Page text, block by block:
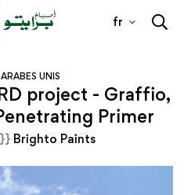
fr
UNIS
project - Graffio,
Primer
Brighto Paints